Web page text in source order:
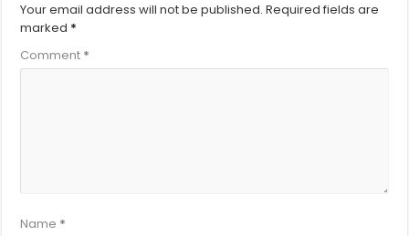
Your email address will not be published. Required fields are
marked *
Comment *
Name *